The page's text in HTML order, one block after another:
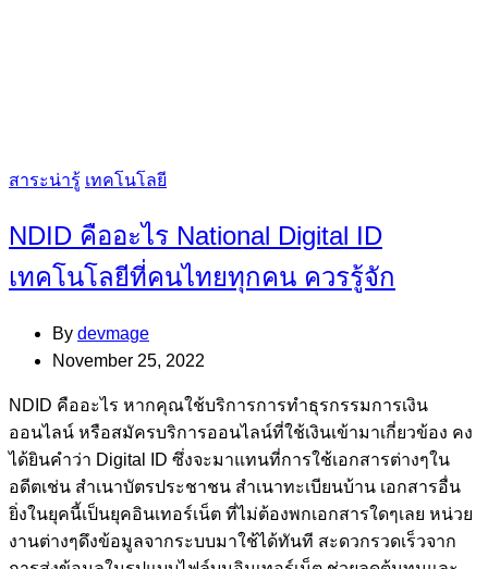
Categories
สาระน่ารู้ เทคโนโลยี
NDID คืออะไร National Digital ID
เทคโนโลยีที่คนไทยทุกคน ควรรู้จัก
By devmage
November 25, 2022
NDID คืออะไร หากคุณใช้บริการการทำธุรกรรมการเงิน
ออนไลน์ หรือสมัครบริการออนไลน์ที่ใช้เงินเข้ามาเกี่ยวข้อง คง
ได้ยินคำว่า Digital ID ซึ่งจะมาแทนที่การใช้เอกสารต่างๆใน
อดีตเช่น สำเนาบัตรประชาชน สำเนาทะเบียนบ้าน เอกสารอื่น
ยิ่งในยุคนี้เป็นยุคอินเทอร์เน็ต ที่ไม่ต้องพกเอกสารใดๆเลย หน่วย
งานต่างๆดึงข้อมูลจากระบบมาใช้ได้ทันที สะดวกรวดเร็วจาก